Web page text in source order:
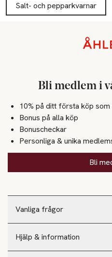
Salt- och pepparkvarnar
Vanliga frågor
Hjälp & information
Bli medlem i
10% på ditt första köp
Bonus på alla köp
Bonuscheckar
Personliga & unika
Bli